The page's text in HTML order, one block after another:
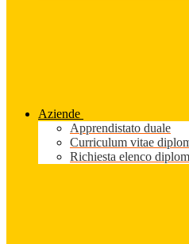
Aziende
Apprendistato duale
Curriculum vitae
Richiesta elenco